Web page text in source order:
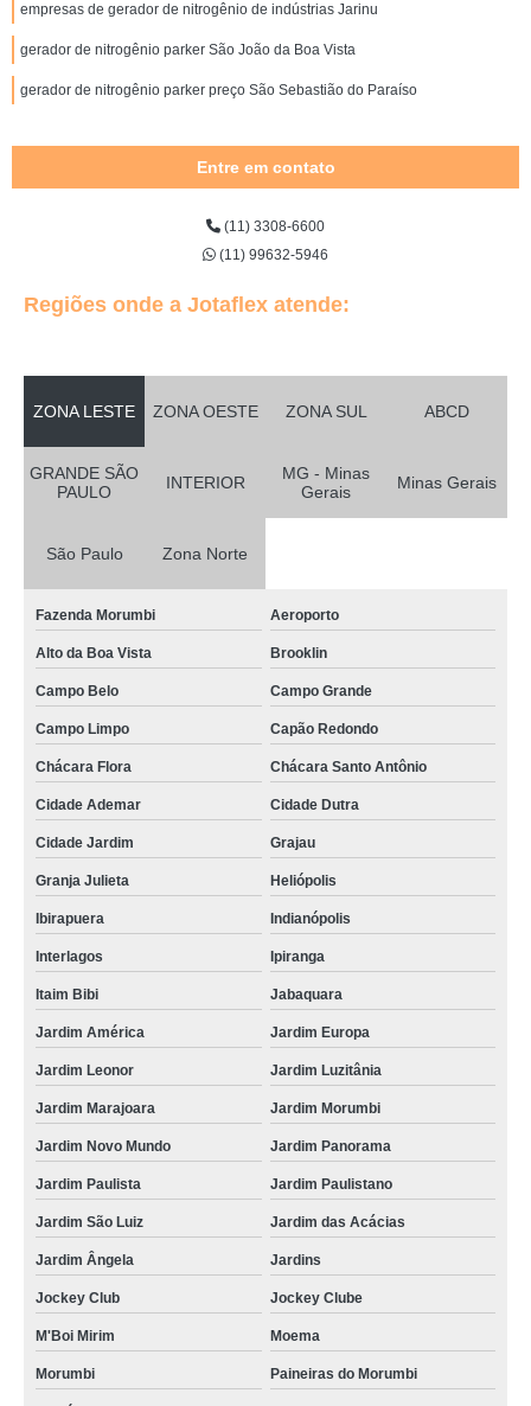
empresas de gerador de nitrogênio de indústrias Jarinu
gerador de nitrogênio parker São João da Boa Vista
gerador de nitrogênio parker preço São Sebastião do Paraíso
Entre em contato
(11) 3308-6600
(11) 99632-5946
Regiões onde a Jotaflex atende:
ZONA LESTE ZONA OESTE ZONA SUL ABCD
GRANDE SÃO
PAULO
INTERIOR
MG - Minas
Gerais
Minas Gerais
São Paulo Zona Norte
Fazenda Morumbi Aeroporto
Alto da Boa Vista Brooklin
Campo Belo Campo Grande
Campo Limpo Capão Redondo
Chácara Flora Chácara Santo Antônio
Cidade Ademar Cidade Dutra
Cidade Jardim Grajau
Granja Julieta Heliópolis
Ibirapuera Indianópolis
Interlagos Ipiranga
Itaim Bibi Jabaquara
Jardim América Jardim Europa
Jardim Leonor Jardim Luzitânia
Jardim Marajoara Jardim Morumbi
Jardim Novo Mundo Jardim Panorama
Jardim Paulista Jardim Paulistano
Jardim São Luiz Jardim das Acácias
Jardim Ângela Jardins
Jockey Club Jockey Clube
M'Boi Mirim Moema
Morumbi Paineiras do Morumbi